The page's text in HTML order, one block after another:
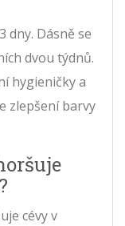
dny. Dásně se
dvou týdnů.
hygieničky a
zlepšení barvy
cévy v